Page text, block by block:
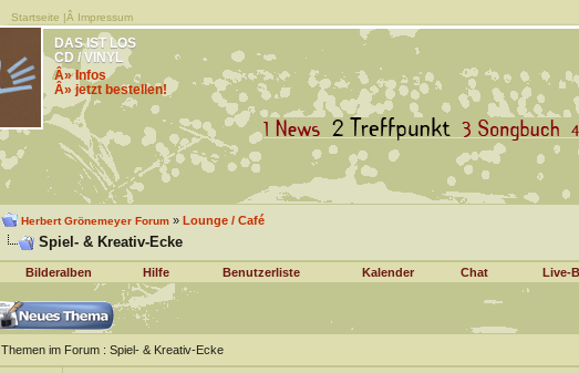
Startseite |Â Impressum
DAS IST LOS
CD / VINYL
Â» Infos
Â» jetzt bestellen!
Herbert Grönemeyer Forum» Lounge / Café
Spiel- & Kreativ-Ecke
Bilderalben Hilfe Benutzerliste Kalender Chat Live-
Themen im Forum: Spiel- & Kreativ-Ecke